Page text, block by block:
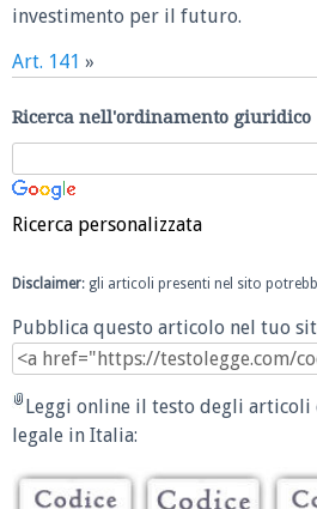
investimento per il futuro.
Art. 141 »
Ricerca nell'ordinamento giuridico
Ricerca personalizzata
Disclaimer: gli articoli presenti nel sito
Pubblica questo articolo nel tuo
Leggi online il testo degli articoli
legale in Italia: